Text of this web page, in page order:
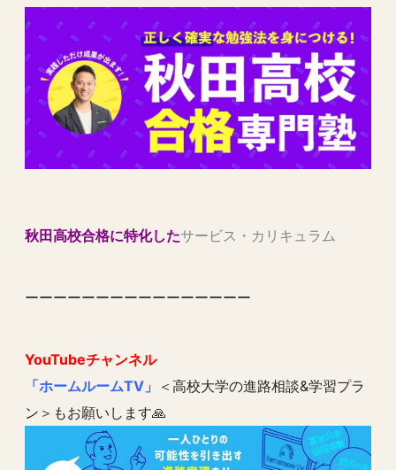
秋田高校合格に特化したサービス・カリキュラム
ーーーーーーーーーーーーーーーー
YouTubeチャンネル
「ホームルームTV」
＜高校大学の進路相談&学習プラ
ン＞もお願いします🙏